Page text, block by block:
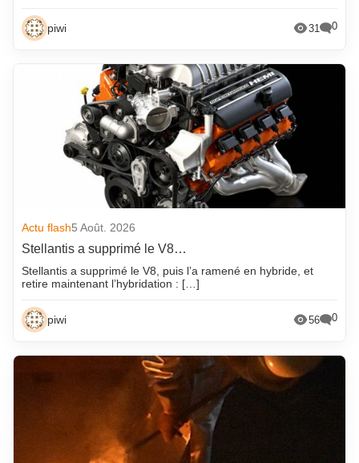
piwi 31 0
Actu flash5 Août. 2026
Stellantis a supprimé le V8…
Stellantis a supprimé le V8, puis l’a ramené en hybride, et
retire maintenant l’hybridation : […]
piwi 56 0